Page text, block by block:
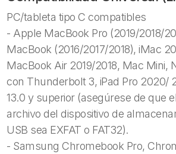
PC/tableta tipo C compatibles
- Apple MacBook Pro (2019/2018/
MacBook (2016/2017/2018), iMac
MacBook Air 2019/2018, Mac Mini,
con Thunderbolt 3, iPad Pro 2020/
13.0 y superior (asegúrese de que
archivo del dispositivo de
USB sea EXFAT o FAT32).
- Samsung Chromebook Pro,